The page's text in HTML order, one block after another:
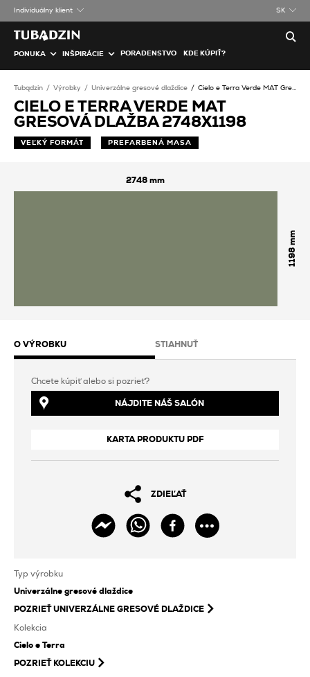
Individuálny klient SK
PONUKA INŠPIRÁCIE PORADENSTVO KDE KÚPIŤ?
Tubądzin Výrobky Univerzálne gresové dlaždice Cielo e Terra Verde MAT Gresová dlažba
CIELO E TERRA VERDE MAT
GRESOVÁ DLAŽBA 2748X1198
VEĽKÝ FORMÁT PREFARBENÁ MASA
2748
1198
O VÝROBKU STIAHNUŤ
Chcete kúpiť alebo si pozrieť?
NÁJDITE NÁŠ SALÓN
KARTA PRODUKTU PDF
ZDIEĽAŤ
Typ výrobku
Univerzálne gresové dlaždice
POZRIEŤUNIVERZÁLNE GRESOVÉ DLAŽDICE
Kolekcia
Cielo e Terra
POZRIEŤ KOLEKCIU